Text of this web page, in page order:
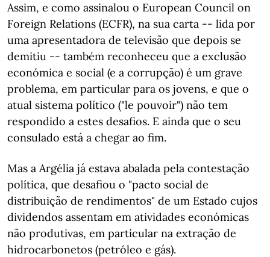
Assim, e como assinalou o European Council on
Foreign Relations (ECFR), na sua carta -- lida por
uma apresentadora de televisão que depois se
demitiu -- também reconheceu que a exclusão
económica e social (e a corrupção) é um grave
problema, em particular para os jovens, e que o
atual sistema político ("le pouvoir") não tem
respondido a estes desafios. E ainda que o seu
consulado está a chegar ao fim.
Mas a Argélia já estava abalada pela contestação
política, que desafiou o "pacto social de
distribuição de rendimentos" de um Estado cujos
dividendos assentam em atividades económicas
não produtivas, em particular na extração de
hidrocarbonetos (petróleo e gás).